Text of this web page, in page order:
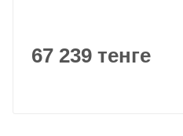
67 239 тенге